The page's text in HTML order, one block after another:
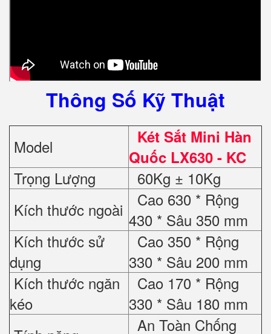
Thông Số Kỹ Thuật
Model
Két Sắt Mini Hàn
Quốc LX630 - KC
Trọng Lượng
60Kg ± 10Kg
Kích thước ngoài
Cao 630 * Rộng
430 * Sâu 350 mm
Kích thước sử
dụng
Cao 350 * Rộng
330 * Sâu 200 mm
Kích thước ngăn
kéo
Cao 170 * Rộng
330 * Sâu 180 mm
An Toàn Chống